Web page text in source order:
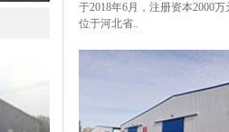
于2018年6月，注册资本2000
位于河北省..